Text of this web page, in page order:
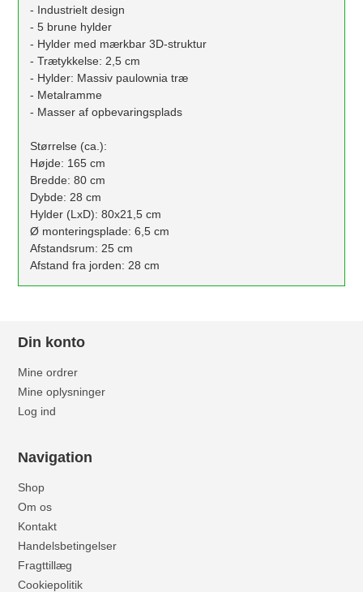
- Industrielt design
- 5 brune hylder
- Hylder med mærkbar 3D-struktur
- Trætykkelse: 2,5 cm
- Hylder: Massiv paulownia træ
- Metalramme
- Masser af opbevaringsplads
Størrelse (ca.):
Højde: 165 cm
Bredde: 80 cm
Dybde: 28 cm
Hylder (LxD): 80x21,5 cm
Ø monteringsplade: 6,5 cm
Afstandsrum: 25 cm
Afstand fra jorden: 28 cm
Din konto
Mine ordrer
Mine oplysninger
Log ind
Navigation
Shop
Om os
Kontakt
Handelsbetingelser
Fragttillæg
Cookiepolitik